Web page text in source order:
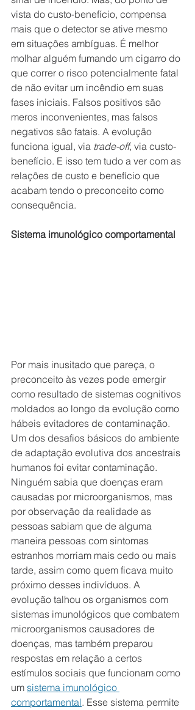
vista do custo-benefício, compensa
mais que o detector se ative mesmo
em situações ambíguas. É melhor
molhar alguém fumando um cigarro do
que correr o risco potencialmente fatal
de não evitar um incêndio em suas
fases iniciais. Falsos positivos são
meros inconvenientes, mas falsos
negativos são fatais. A evolução
funciona igual, via trade-off, via custo-
benefício. E isso tem tudo a ver com as
relações de custo e benefício que
acabam tendo o preconceito como
consequência.
Sistema imunológico comportamental
Por mais inusitado que pareça, o
preconceito às vezes pode emergir
como resultado de sistemas cognitivos
moldados ao longo da evolução como
hábeis evitadores de contaminação.
Um dos desafios básicos do ambiente
de adaptação evolutiva dos ancestrais
humanos foi evitar contaminação.
Ninguém sabia que doenças eram
causadas por microorganismos, mas
por observação da realidade as
pessoas sabiam que de alguma
maneira pessoas com sintomas
estranhos morriam mais cedo ou mais
tarde, assim como quem ficava muito
próximo desses indivíduos. A
evolução talhou os organismos com
sistemas imunológicos que combatem
microorganismos causadores de
doenças, mas também preparou
respostas em relação a certos
estímulos sociais que funcionam como
um sistema imunológico
comportamental. Esse sistema permite